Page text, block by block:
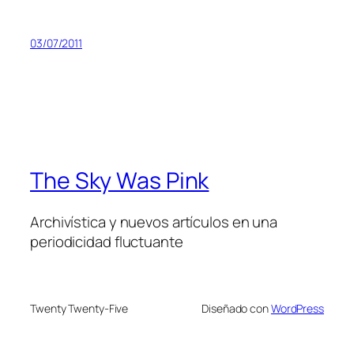
03/07/2011
The Sky Was Pink
Archivística y nuevos artículos en una
periodicidad fluctuante
Twenty Twenty-Five Diseñado conWordPress